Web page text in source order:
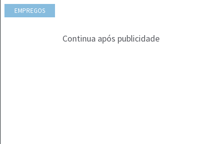
EMPREGOS
Continua após publicidade